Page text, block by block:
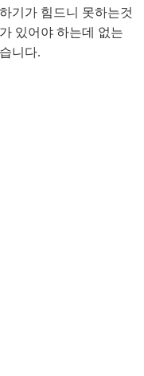
기가 힘드니 못하는것
있어야 하는데 없는
니다.